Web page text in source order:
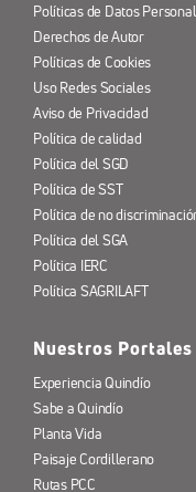
Políticas de Datos
Derechos de Autor
Políticas de Cookies
Uso Redes Sociales
Aviso de Privacidad
Política de calidad
Política del SGD
Política de SST
Política de no
Política del SGA
Política IERC
Política SAGRILAFT
Nuestros Portales
Experiencia Quindío
Sabe a Quindío
Planta Vida
Paisaje Cordillerano
Rutas PCC